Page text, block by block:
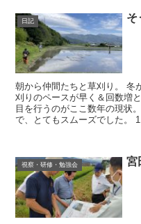
日記 そ
朝から仲間たちと草刈り。 冬
刈りのペースが早く＆回数増
目を行うのがここ数年の現状
で、とてもスムーズでした。
視察・研修・勉強会 宮